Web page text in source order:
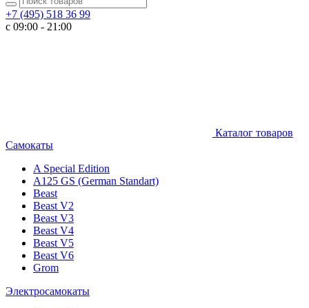
+7 (495) 518 36 99
c 09:00 - 21:00
Каталог товаров
Самокаты
A Special Edition
A125 GS (German Standart)
Beast
Beast V2
Beast V3
Beast V4
Beast V5
Beast V6
Grom
Электросамокаты